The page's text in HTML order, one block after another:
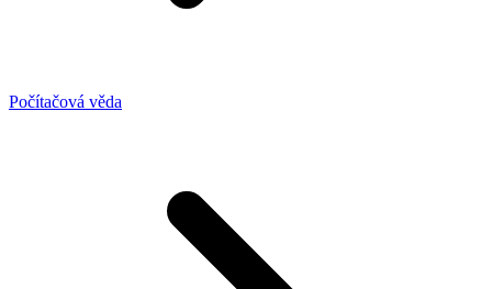
Počítačová věda